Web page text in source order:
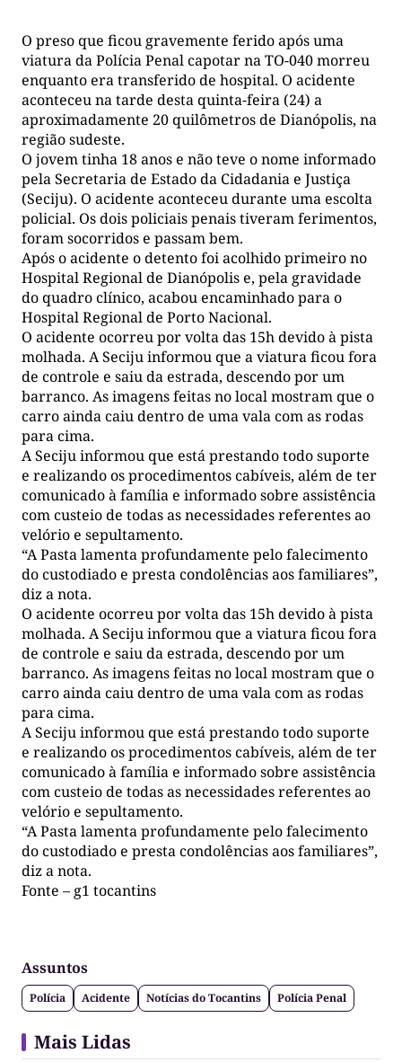
O preso que ficou gravemente ferido após uma
viatura da Polícia Penal capotar na TO-040 morreu
enquanto era transferido de hospital. O acidente
aconteceu na tarde desta quinta-feira (24) a
aproximadamente 20 quilômetros de Dianópolis, na
região sudeste.
O jovem tinha 18 anos e não teve o nome informado
pela Secretaria de Estado da Cidadania e Justiça
(Seciju). O acidente aconteceu durante uma escolta
policial. Os dois policiais penais tiveram ferimentos,
foram socorridos e passam bem.
Após o acidente o detento foi acolhido primeiro no
Hospital Regional de Dianópolis e, pela gravidade
do quadro clínico, acabou encaminhado para o
Hospital Regional de Porto Nacional.
O acidente ocorreu por volta das 15h devido à pista
molhada. A Seciju informou que a viatura ficou fora
de controle e saiu da estrada, descendo por um
barranco. As imagens feitas no local mostram que o
carro ainda caiu dentro de uma vala com as rodas
para cima.
A Seciju informou que está prestando todo suporte
e realizando os procedimentos cabíveis, além de ter
comunicado à família e informado sobre assistência
com custeio de todas as necessidades referentes ao
velório e sepultamento.
“A Pasta lamenta profundamente pelo falecimento
do custodiado e presta condolências aos familiares”,
diz a nota.
O acidente ocorreu por volta das 15h devido à pista
molhada. A Seciju informou que a viatura ficou fora
de controle e saiu da estrada, descendo por um
barranco. As imagens feitas no local mostram que o
carro ainda caiu dentro de uma vala com as rodas
para cima.
A Seciju informou que está prestando todo suporte
e realizando os procedimentos cabíveis, além de ter
comunicado à família e informado sobre assistência
com custeio de todas as necessidades referentes ao
velório e sepultamento.
“A Pasta lamenta profundamente pelo falecimento
do custodiado e presta condolências aos familiares”,
diz a nota.
Fonte – g1 tocantins
Assuntos
Polícia Acidente Notícias do Tocantins Polícia Penal
Mais Lidas